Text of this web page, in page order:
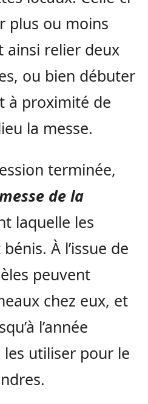
plus ou moins
ainsi relier deux
ou bien débuter
à proximité de
la messe.
terminée,
de la
laquelle les
À l’issue de
peuvent
chez eux, et
l’année
utiliser pour le